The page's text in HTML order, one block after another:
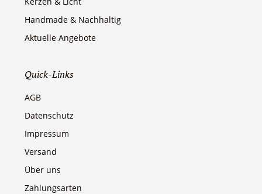
Handmade & Nachhaltig
Aktuelle Angebote
Quick-Links
AGB
Datenschutz
Impressum
Versand
Über uns
Zahlungsarten